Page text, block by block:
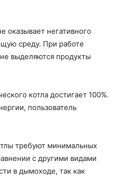
оказывает негативного
среду. При работе
выделяются продукты
котла достигает 100%.
пользователь
требуют минимальных
с другими видами
в дымоходе, так как